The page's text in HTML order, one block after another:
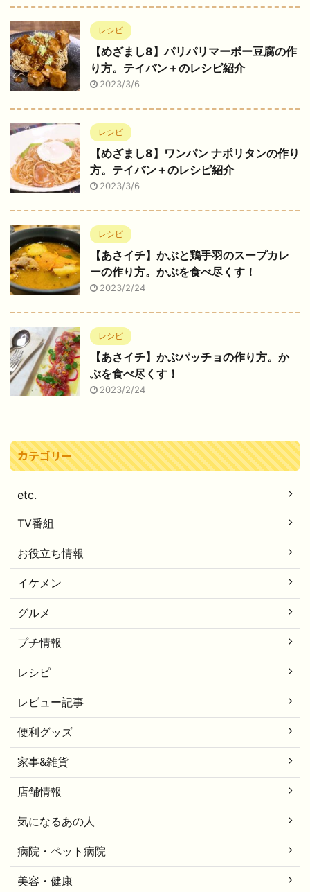
レシピ
【めざまし8】パリパリマーボー豆腐の作
り方。テイバン＋のレシピ紹介
2023/3/6
レシピ
【めざまし8】ワンパン ナポリタンの作り
方。テイバン＋のレシピ紹介
2023/3/6
レシピ
【あさイチ】かぶと鶏手羽のスープカレ
ーの作り方。かぶを食べ尽くす！
2023/2/24
レシピ
【あさイチ】かぶパッチョの作り方。か
ぶを食べ尽くす！
2023/2/24
カテゴリー
etc.
TV番組
お役立ち情報
イケメン
グルメ
プチ情報
レシピ
レビュー記事
便利グッズ
家事&雑貨
店舗情報
気になるあの人
病院・ペット病院
美容・健康